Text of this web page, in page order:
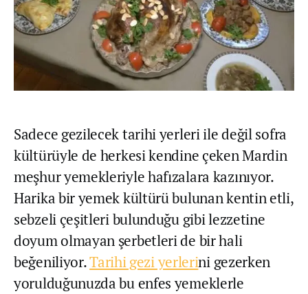
Sadece gezilecek tarihi yerleri ile değil sofra
kültürüyle de herkesi kendine çeken Mardin
meşhur yemekleriyle hafızalara kazınıyor.
Harika bir yemek kültürü bulunan kentin etli,
sebzeli çeşitleri bulunduğu gibi lezzetine
doyum olmayan şerbetleri de bir hali
beğeniliyor.Tarihi gezi yerlerini gezerken
yorulduğunuzda bu enfes yemeklerle